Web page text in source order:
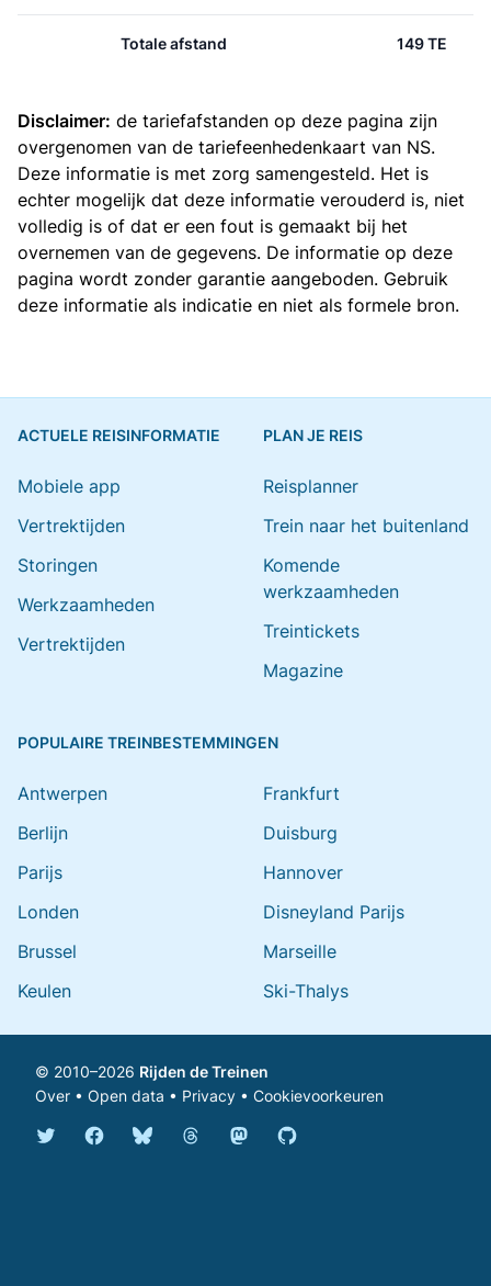
Totale afstand 149 TE
Disclaimer: de tariefafstanden op deze pagina zijn
overgenomen van de tariefeenhedenkaart van NS.
Deze informatie is met zorg samengesteld. Het is
echter mogelijk dat deze informatie verouderd is, niet
volledig is of dat er een fout is gemaakt bij het
overnemen van de gegevens. De informatie op deze
pagina wordt zonder garantie aangeboden. Gebruik
deze informatie als indicatie en niet als formele bron.
ACTUELE REISINFORMATIE
Mobiele app
Vertrektijden
Storingen
Werkzaamheden
Vertrektijden
PLAN JE REIS
Reisplanner
Trein naar het buitenland
Komende
werkzaamheden
Treintickets
Magazine
POPULAIRE TREINBESTEMMINGEN
Antwerpen
Berlijn
Parijs
Londen
Brussel
Keulen
Frankfurt
Duisburg
Hannover
Disneyland Parijs
Marseille
Ski-Thalys
© 2010–2026 Rijden de Treinen
Over • Open data • Privacy • Cookievoorkeuren